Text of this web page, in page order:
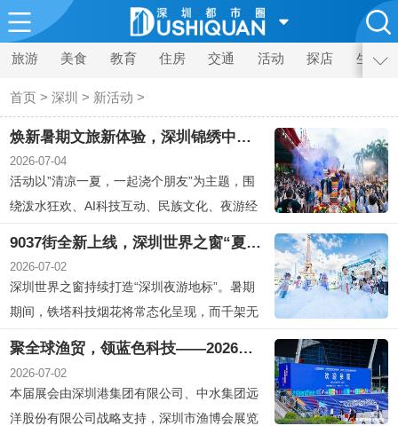
旅游 美食 教育 住房 交通 活动 探店 生活
首页 >深圳 > 新活动 >
焕新暑期文旅新体验，深圳锦绣中华正式开启59天夏浪民族狂欢
2026-07-04
活动以”清凉一夏，一起浇个朋友”为主题，围
绕泼水狂欢、AI科技互动、民族文化、夜游经
9037街全新上线，深圳世界之窗“夏日狂欢季”重磅启幕
2026-07-02
深圳世界之窗持续打造“深圳夜游地标”。暑期
期间，铁塔科技烟花将常态化呈现，而千架无
人机编队表演则不定时的精彩上演
聚全球渔贸，领蓝色科技——2026深圳国际渔业博览会盛大启幕
2026-07-02
本届展会由深圳港集团有限公司、中水集团远
洋股份有限公司战略支持，深圳市渔博会展览